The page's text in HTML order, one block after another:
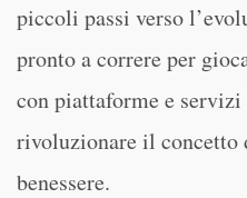
piccoli passi verso
pronto a correre per
con piattaforme e servizi
rivoluzionare il concetto
benessere.